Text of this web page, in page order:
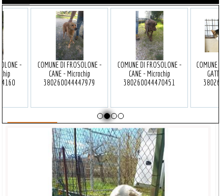
-
COMUNE DI FROSOLONE -
CANE - Microchip
380260044447979
COMUNE DI FROSOLONE -
CANE - Microchip
380260044470451
COMUNE